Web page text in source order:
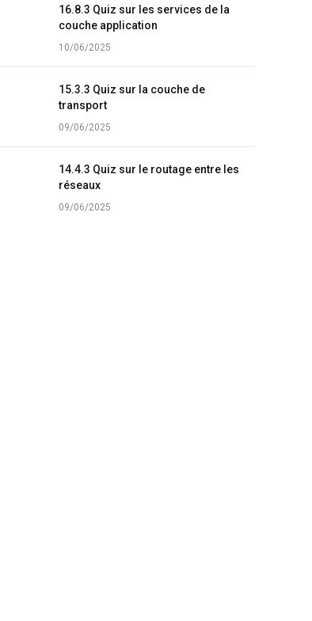
16.8.3 Quiz sur les services de la
couche application
10/06/2025
15.3.3 Quiz sur la couche de
transport
09/06/2025
14.4.3 Quiz sur le routage entre les
réseaux
09/06/2025